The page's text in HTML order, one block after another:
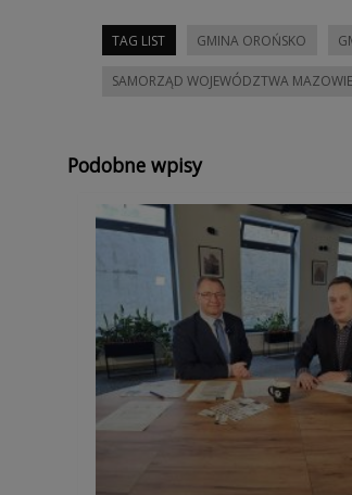
TAG LIST GMINA OROŃSKO
SAMORZĄD WOJEWÓDZTWA
Podobne wpisy